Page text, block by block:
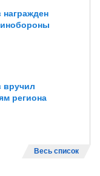
вручил
региона
Весь список